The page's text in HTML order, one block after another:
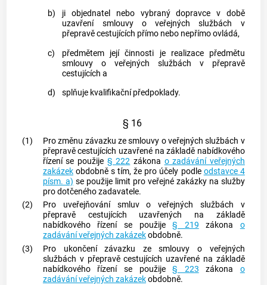
b)
ji objednatel nebo vybraný dopravce v době
uzavření smlouvy o veřejných službách v
přepravě cestujících přímo nebo nepřímo ovládá,
c)
předmětem její činnosti je realizace předmětu
smlouvy o veřejných službách v přepravě
cestujících a
d)
splňuje kvalifikační předpoklady.
§ 16
(1)
Pro změnu závazku ze smlouvy o veřejných službách v
přepravě cestujících uzavřené na základě nabídkového
řízení se použije § 222 zákona o zadávání veřejných
zakázekobdobně s tím, že pro účely podle odstavce 4
písm. a) se použije limit pro veřejné zakázky na služby
pro dotčeného zadavatele.
(2)
Pro uveřejňování smluv o veřejných službách v
přepravě cestujících uzavřených na základě
nabídkového řízení se použije§ 219 zákona o
zadávání veřejných zakázekobdobně.
(3)
Pro ukončení závazku ze smlouvy o veřejných
službách v přepravě cestujících uzavřené na základě
nabídkového řízení se použije§ 223 zákona o
zadávání veřejných zakázekobdobně.